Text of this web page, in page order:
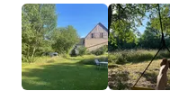
panorama. È un
Assolutamente